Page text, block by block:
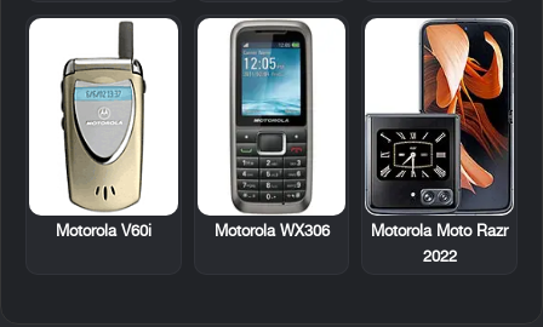
Motorola Moto Razr
2022
Motorola WX306
Motorola V60i